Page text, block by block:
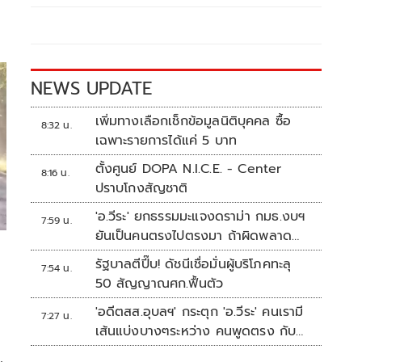
NEWS UPDATE
8:32 น.
เพิ่มทางเลือกเช็กข้อมูลนิติบุคคล ซื้อ
เฉพาะรายการได้แค่ 5 บาท
8:16 น.
ตั้งศูนย์ DOPA N.I.C.E. - Center
ปราบโกงสัญชาติ
7:59 น.
'อ.วีระ' ยกธรรมมะแจงดราม่า กมธ.งบฯ
ยันเป็นคนตรงไปตรงมา ถ้าผิดพลาด
พร้อมขอโทษ
7:54 น.
รัฐบาลตีปี๊บ! ดัชนีเชื่อมั่นผู้บริโภคทะลุ
50 สัญญาณศก.ฟื้นตัว
7:27 น.
'อดีตสส.อุบลฯ' กระตุก 'อ.วีระ' คนเรามี
เส้นแบ่งบางๆระหว่าง คนพูดตรง กับ
คนมีมารยาท